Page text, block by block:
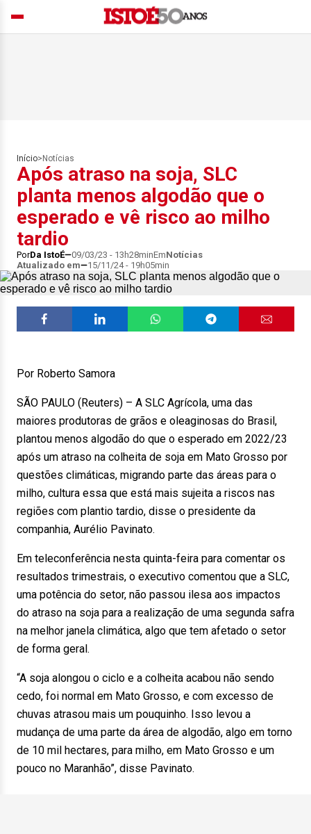
Início> Notícias
Após atraso na soja, SLC
planta menos algodão que o
esperado e vê risco ao milho
tardio
PorDa IstoÉ 09/03/23 - 13h28minEmNotícias
Atualizado em
15/11/24 - 19h05min
Por Roberto Samora
SÃO PAULO (Reuters) – A SLC Agrícola, uma das
maiores produtoras de grãos e oleaginosas do Brasil,
plantou menos algodão do que o esperado em 2022/23
após um atraso na colheita de soja em Mato Grosso por
questões climáticas, migrando parte das áreas para o
milho, cultura essa que está mais sujeita a riscos nas
regiões com plantio tardio, disse o presidente da
companhia, Aurélio Pavinato.
Em teleconferência nesta quinta-feira para comentar os
resultados trimestrais, o executivo comentou que a SLC,
uma potência do setor, não passou ilesa aos impactos
do atraso na soja para a realização de uma segunda safra
na melhor janela climática, algo que tem afetado o setor
de forma geral.
“A soja alongou o ciclo e a colheita acabou não sendo
cedo, foi normal em Mato Grosso, e com excesso de
chuvas atrasou mais um pouquinho. Isso levou a
mudança de uma parte da área de algodão, algo em torno
de 10 mil hectares, para milho, em Mato Grosso e um
pouco no Maranhão”, disse Pavinato.